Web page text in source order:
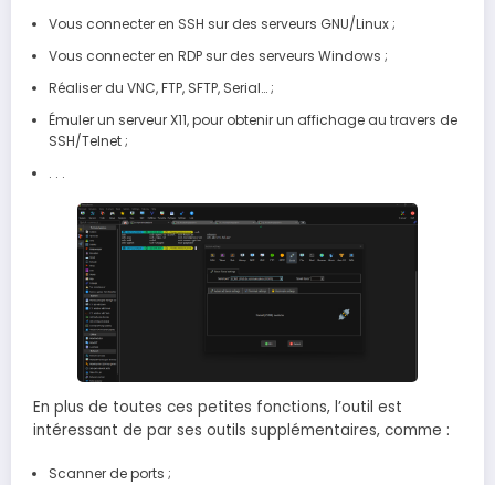
Vous connecter en SSH sur des serveurs GNU/Linux ;
Vous connecter en RDP sur des serveurs Windows ;
Réaliser du VNC, FTP, SFTP, Serial… ;
Émuler un serveur X11, pour obtenir un affichage au travers de
SSH/Telnet ;
. . .
En plus de toutes ces petites fonctions, l’outil est
intéressant de par ses outils supplémentaires, comme :
Scanner de ports ;